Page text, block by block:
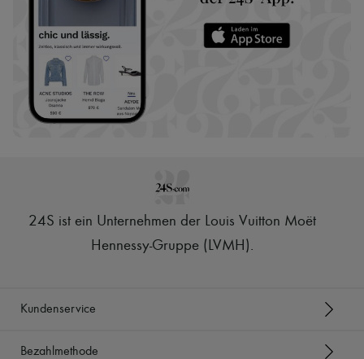
24S ist ein Unternehmen der Louis Vuitton Moët
Hennessy-Gruppe (LVMH).
Kundenservice
Bezahlmethode